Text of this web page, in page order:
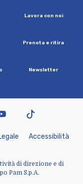
Lavora con noi
Prenota e ritira
Newsletter
ega e Accessibi ità
di direzione e di
Pam S.p.A.
youtubetiktok